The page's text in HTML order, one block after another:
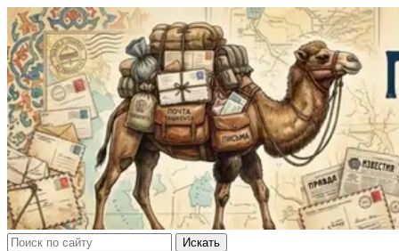
Искать